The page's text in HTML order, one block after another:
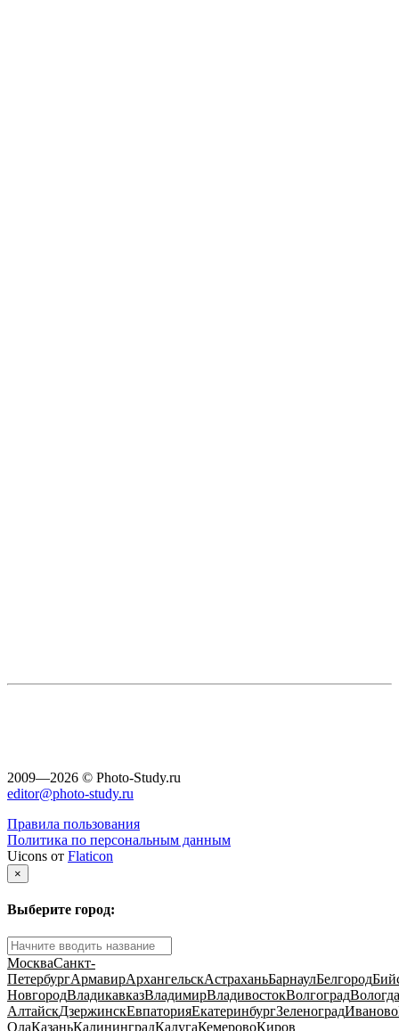
2009—2026 © Photo-Study.ru
editor@photo-study.ru
Правила пользования
Политика по персональным данным
Uicons от Flaticon
×
Выберите город:
МоскваСанкт-
ПетербургАрмавирАрхангельскАстраханьБарнаулБелгород
НовгородВладикавказВладимирВладивостокВолгоградВологда
АлтайскДзержинскЕвпаторияЕкатеринбургЗеленоградИваново
ОлаКазаньКалининградКалугаКемеровоКиров